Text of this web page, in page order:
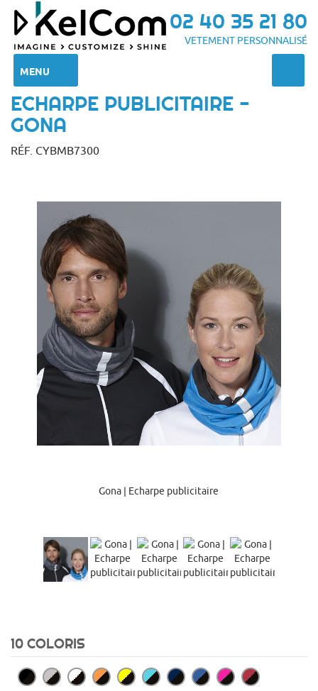
02 40 35 21 80
VETEMENT PERSONNALISÉ
MENU
ECHARPE PUBLICITAIRE -
GONA
RÉF. CYBMB7300
Gona | Echarpe publicitaire
10 COLORIS